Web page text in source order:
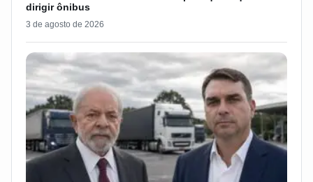
dirigir ônibus
3 de agosto de 2026